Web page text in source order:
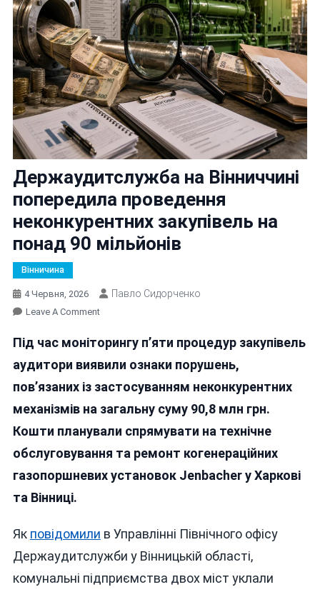
Держаудитслужба на Вінниччині
попередила проведення
неконкурентних закупівель на
понад 90 мільйонів
Вінничина
4 Червня, 2026 Павло Сидорченко
Leave A CommentOn
На
Вінниччині
Проведення
Неконкурентних
Понад
90
Під час моніторингу п’яти процедур закупівель
аудитори виявили ознаки порушень,
пов’язаних із застосуванням неконкурентних
механізмів на загальну суму 90,8 млн грн.
Кошти планували спрямувати на технічне
обслуговування та ремонт когенераційних
газопоршневих установок Jenbacher у Харкові
та Вінниці.
Як повідомили в Управлінні Північного офісу
Держаудитслужби у Вінницькій області,
комунальні підприємства двох міст уклали